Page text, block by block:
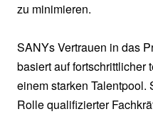
zu minimieren.
SANYs Vertrauen in das
basiert auf fortschrittlicher
einem starken
Rolle qualifizierter